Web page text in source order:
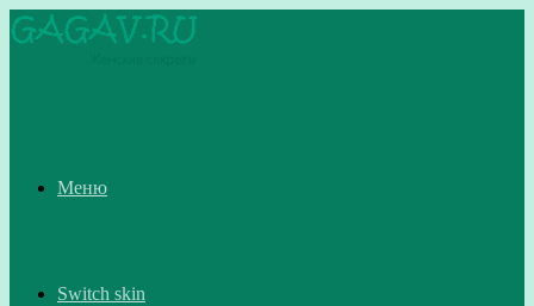
Меню
Switch skin